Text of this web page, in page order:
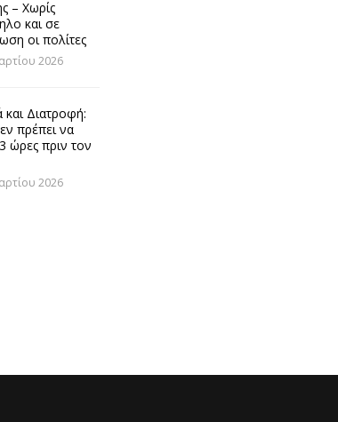
– Χωρίς
και σε
οι πολίτες
2026
και Διατροφή:
πρέπει να
ώρες πριν τον
2026